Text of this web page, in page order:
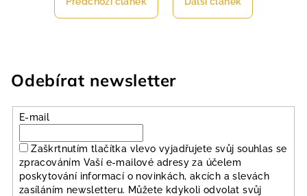
Odebírat newsletter
E-mail
Zaškrtnutím tlačítka vlevo vyjadřujete svůj souhlas se
zpracováním Vaší e-mailové adresy za účelem
poskytování informací o novinkách, akcích a slevách
zasíláním newsletteru. Můžete kdykoli odvolat svůj